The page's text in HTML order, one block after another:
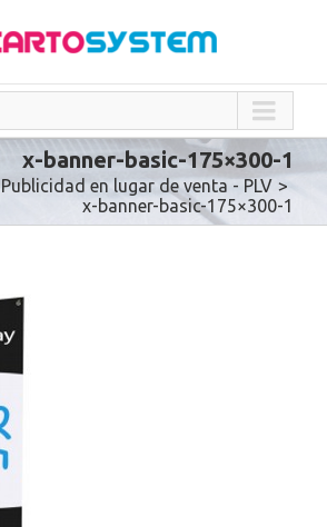
x-banner-basic-175×300-1
Publicidad en lugar de venta - PLV >
x-banner-basic-175×300-1